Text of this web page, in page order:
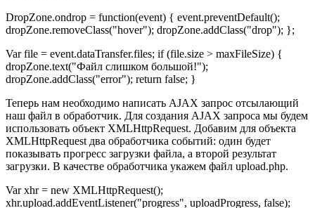
DropZone.ondrop = function(event) { event.preventDefault();
dropZone.removeClass("hover"); dropZone.addClass("drop"); };
Var file = event.dataTransfer.files; if (file.size > maxFileSize) {
dropZone.text("Файл слишком большой!");
dropZone.addClass("error"); return false; }
Теперь нам необходимо написать AJAX запрос отсылающий
наш файл в обработчик. Для создания AJAX запроса мы будем
использовать объект XMLHttpRequest. Добавим для объекта
XMLHttpRequest два обработчика событий: один будет
показывать прогресс загрузки файла, а второй результат
загрузки. В качестве обработчика укажем файл upload.php.
Var xhr = new XMLHttpRequest();
xhr.upload.addEventListener("progress", uploadProgress, false);